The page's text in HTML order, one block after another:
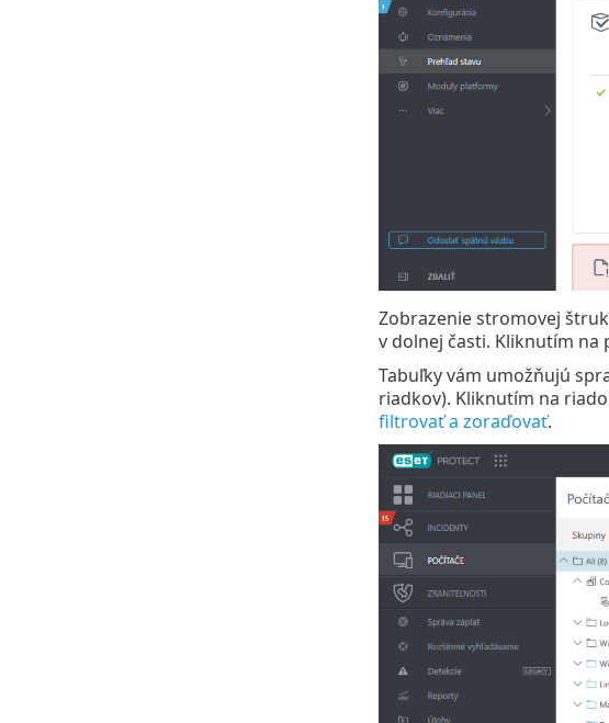
Zobrazenie stromovej
v dolnej časti. Kliknutím
Tabuľky vám umožňujú
riadkov). Kliknutím na
filtrovať a zoraďovať.